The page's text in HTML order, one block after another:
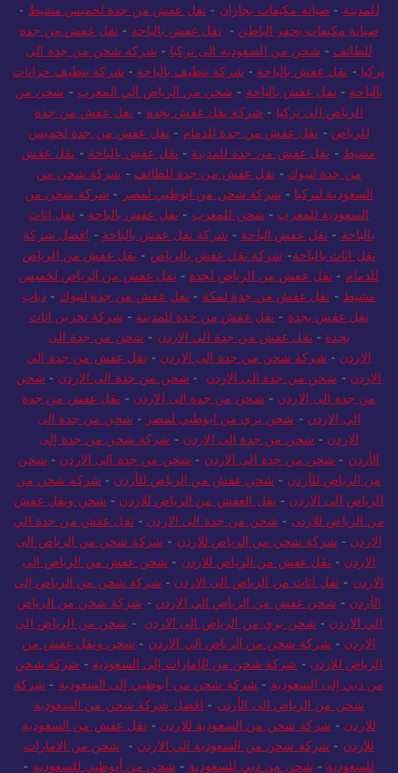
للمدينة - صيانة مكيفات بجازان - نقل عفش من جدة لخميس مشيط -
صيانة مكيفات بحفر الباطن - نقل عفش بالباحة - نقل عفش من جدة
للطائف - شحن من السعودية الى تركيا - شركة شحن من جدة الى
تركيا - نقل عفش بالباحة - شركة تنظيف بالباحة - شركة تنظيف خزانات
بالباحة - نقل عفش بالباحة - شحن من الرياض الي المغرب - شحن من
الرياض الى تركيا - شركة نقل عفش بجدة - نقل عفش من جدة
للرياض - نقل عفش من جدة للدمام - نقل عفش من جدة لخميس
مشيط - نقل عفش من جدة للمدينة - نقل عفش بالباحة - نقل عفش
من جدة لتبوك - نقل عفش من جدة للطائف - شركة شحن من
السعودية لتركيا - شركة شحن من ابوظبي لمصر - شركة شحن من
السعودية للمغرب - شحن للمغرب - نقل عفش بالباحة - نقل اثاث
بالباحة - نقل عفش الباحة - شركة نقل عفش بالباحة - افضل شركة
نقل اثاث بالباحة- شركة نقل عفش بالرياض - نقل عفش من الرياض
للدمام - نقل عفش من الرياض لجدة - نقل عفش من الرياض لخميس
مشيط - نقل عفش من جدة لمكة - نقل عفش من جدة لتبوك - دباب
نقل عفش بجدة - نقل عفش من جدة للمدينة - شركة تخزين اثاث
بجدة - نقل عفش من جدة الي الاردن - شحن من جدة الى
الاردن - شركة شحن من جدة الى الاردن - نقل عفش من جدة الي
الاردن - شحن من جدة الى الاردن - شحن من جدة الى الاردن - شحن
من جدة الى الاردن - شحن من جدة الى الاردن - نقل عفش من جدة
الي الاردن - شحن بري من ابوظبي لمصر - شحن من جدة الى
الاردن - شحن من جدة الى الاردن - شركة شحن من جدة إلى
الأردن - شحن من جدة الى الاردن - شحن من جدة الى الاردن - شحن
من الرياض للأردن - شحن عفش من الرياض للأردن - شركة شحن من
الرياض الى الاردن - نقل العفش من الرياض للاردن - شحن ونقل عفش
من الرياض للاردن - شحن من جدة الى الاردن - نقل عفش من جدة الي
الاردن - شركة شحن من الرياض للاردن - شركة شحن من الرياض الى
الاردن - نقل عفش من الرياض للاردن - شحن عفش من الرياض الي
الاردن - نقل اثاث من الرياض الى الاردن - شركة شحن من الرياض إلى
الأردن - شحن عفش من الرياض الى الاردن - شركة شحن من الرياض
الي الاردن - شحن بري من الرياض الى الاردن - شحن من الرياض الى
الاردن - شركة شحن من الرياض الي الاردن - شحن ونقل عفش من
الرياض للاردن - شركة شحن من الإمارات إلى السعودية - شركة شحن
من دبي إلى السعودية - شركة شحن من أبوظبي إلى السعودية - شركة
شحن من الرياض الى الأردن - افضل شركة شحن من السعودية
للاردن - شركة شحن من السعودية للاردن - نقل عفش من السعودية
للاردن - شركة شحن من السعودية الي الاردن - شحن من الامارات
للسعودية - شحن من دبي للسعودية - شحن من أبوظبي للسعودية -